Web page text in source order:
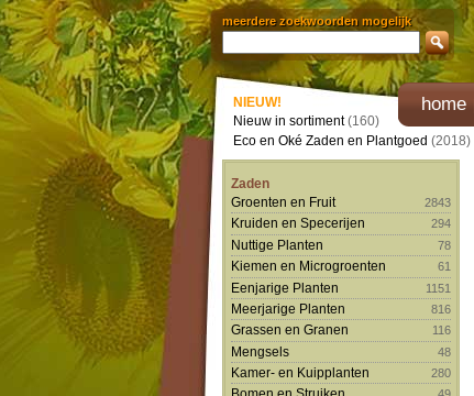
meerdere zoekwoorden mogelijk
home
NIEUW!
Nieuw in sortiment(160)
Eco en Oké Zaden en Plantgoed (2018)
Zaden
Groenten en Fruit
2843
Kruiden en Specerijen 294
Nuttige Planten 78
Kiemen en Microgroenten 61
Eenjarige Planten 1151
Meerjarige Planten 816
Grassen en Granen 116
Mengsels 48
Kamer- en Kuipplanten 280